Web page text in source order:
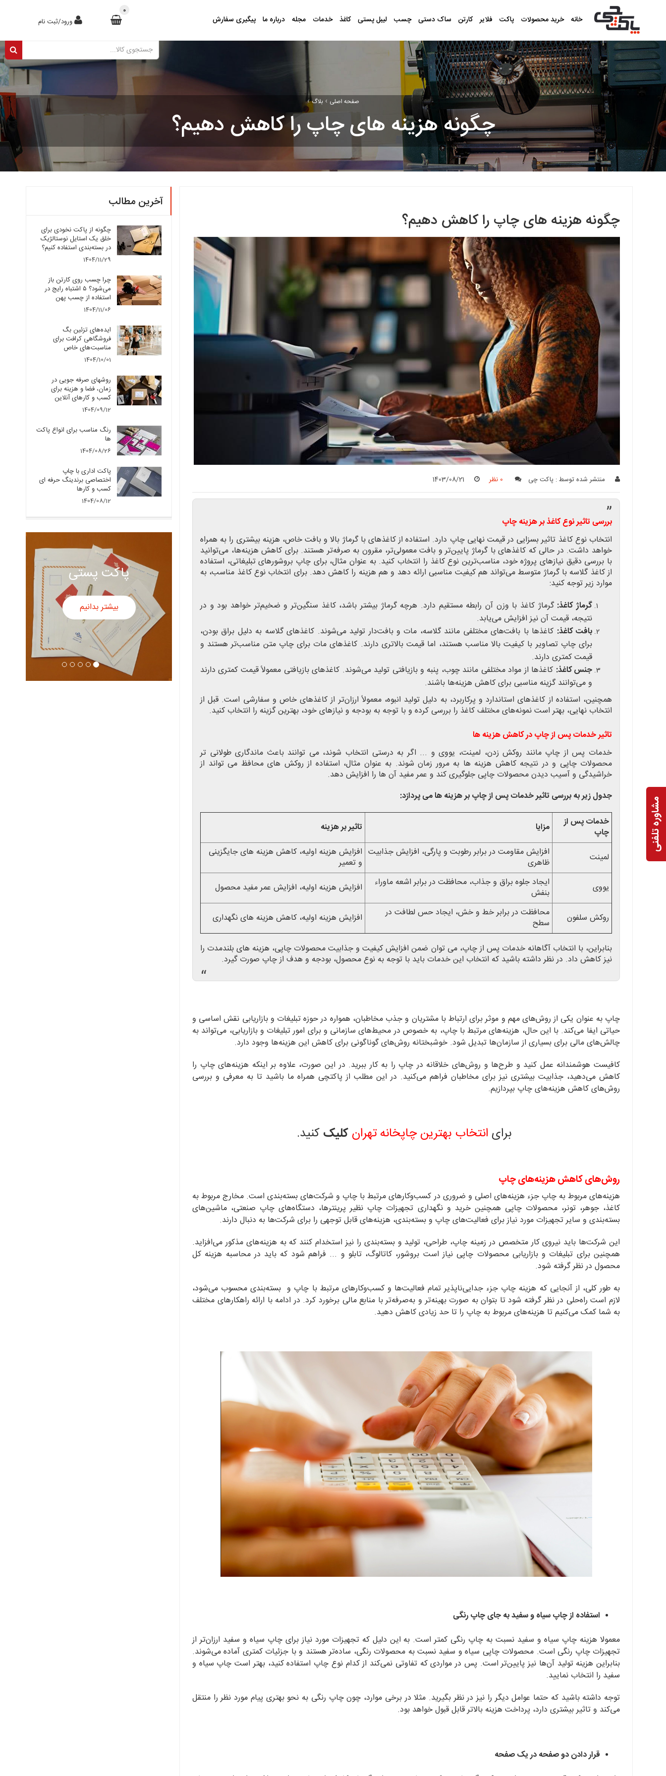
خانه خرید محصولات پاکت فلایر کارتن ساک دستی چسب لیبل پستی کاغذ خدمات مجله درباره ما پیگیری سفارش ورود/ثبت نام
0
صفحه اصلی › بلاگ ›
چگونه هزینه های چاپ را کاهش دهیم؟
چگونه هزینه های چاپ را کاهش دهیم؟
منتشر شده توسط : پاکت چی 0 نظر 1403/08/21
”
بررسی تاثیر نوع کاغذ بر هزینه چاپ
انتخاب نوع کاغذ تاثیر بسزایی در قیمت نهایی چاپ دارد. استفاده از کاغذهای با گرماژ بالا و بافت خاص، هزینه بیشتری را به همراه
خواهد داشت. در حالی که کاغذهای با گرماژ پایین‌تر و بافت معمولی‌تر، مقرون به صرفه‌تر هستند. برای کاهش هزینه‌ها، می‌توانید
با بررسی دقیق نیازهای پروژه خود، مناسب‌ترین نوع کاغذ را انتخاب کنید. به عنوان مثال، برای چاپ بروشورهای تبلیغاتی، استفاده
از کاغذ گلاسه با گرماژ متوسط می‌تواند هم کیفیت مناسبی ارائه دهد و هم هزینه را کاهش دهد. برای انتخاب نوع کاغذ مناسب، به
موارد زیر توجه کنید:
گرماژ کاغذ: گرماژ کاغذ با وزن آن رابطه مستقیم دارد. هرچه گرماژ بیشتر باشد، کاغذ سنگین‌تر و ضخیم‌تر خواهد بود و در
نتیجه، قیمت آن نیز افزایش می‌یابد.
بافت کاغذ: کاغذها با بافت‌های مختلفی مانند گلاسه، مات و بافت‌دار تولید می‌شوند. کاغذهای گلاسه به دلیل براق بودن،
برای چاپ تصاویر با کیفیت بالا مناسب هستند، اما قیمت بالاتری دارند. کاغذهای مات برای چاپ متن مناسب‌تر هستند و
قیمت کمتری دارند.
جنس کاغذ: کاغذها از مواد مختلفی مانند چوب، پنبه و بازیافتی تولید می‌شوند. کاغذهای بازیافتی معمولاً قیمت کمتری دارند
و می‌توانند گزینه مناسبی برای کاهش هزینه‌ها باشند.
همچنین، استفاده از کاغذهای استاندارد و پرکاربرد، به دلیل تولید انبوه، معمولاً ارزان‌تر از کاغذهای خاص و سفارشی است. قبل از
انتخاب نهایی، بهتر است نمونه‌های مختلف کاغذ را بررسی کرده و با توجه به بودجه و نیازهای خود، بهترین گزینه را انتخاب کنید.
تاثیر خدمات پس از چاپ در کاهش هزینه ها
خدمات پس از چاپ مانند روکش زدن، لمینت، یووی و ... اگر به درستی انتخاب شوند، می توانند باعث ماندگاری طولانی تر
محصولات چاپی و در نتیجه کاهش هزینه ها به مرور زمان شوند. به عنوان مثال، استفاده از روکش های محافظ می تواند از
خراشیدگی و آسیب دیدن محصولات چاپی جلوگیری کند و عمر مفید آن ها را افزایش دهد.
جدول زیر به بررسی تاثیر خدمات پس از چاپ بر هزینه ها می پردازد:
خدمات پس از
چاپ
مزایا تاثیر بر هزینه
لمینت
افزایش مقاومت در برابر رطوبت و پارگی، افزایش جذابیت
ظاهری
افزایش هزینه اولیه، کاهش هزینه های جایگزینی
و تعمیر
یووی
ایجاد جلوه براق و جذاب، محافظت در برابر اشعه ماوراء
بنفش
افزایش هزینه اولیه، افزایش عمر مفید محصول
روکش سلفون
محافظت در برابر خط و خش، ایجاد حس لطافت در
سطح
افزایش هزینه اولیه، کاهش هزینه های نگهداری
بنابراین، با انتخاب آگاهانه خدمات پس از چاپ، می توان ضمن افزایش کیفیت و جذابیت محصولات چاپی، هزینه های بلندمدت را
نیز کاهش داد. در نظر داشته باشید که انتخاب این خدمات باید با توجه به نوع محصول، بودجه و هدف از چاپ صورت گیرد.
“
چاپ به عنوان یکی از روش‌های مهم و موثر برای ارتباط با مشتریان و جذب مخاطبان، همواره در حوزه تبلیغات و بازاریابی نقش اساسی و
حیاتی ایفا می‌کند. با این حال، هزینه‌های مرتبط با چاپ، به خصوص در محیط‌های سازمانی و برای امور تبلیغات و بازاریابی، می‌تواند به
چالش‌های مالی برای بسیاری از سازمان‌ها تبدیل شود. خوشبختانه روش‌های گوناگونی برای کاهش این هزینه‌‌ها وجود دارد.
کافیست هوشمندانه عمل کنید و طرح‌ها و روش‌های خلاقانه در چاپ را به کار ببرید. در این صورت، علاوه بر اینکه هزینه‌های چاپ را
کاهش می‌دهید، جذابیت بیشتری نیز برای مخاطبان فراهم می‌کنید. در این مطلب از پاکتچی همراه ما باشید تا به معرفی و بررسی
روش‌های کاهش هزینه‌های چاپ بپردازیم.
برای انتخاب بهترین چاپخانه تهران کلیک کنید.
روش‌های کاهش هزینه‌های چاپ
هزینه‌های مربوط به چاپ جزء هزینه‌های اصلی و ضروری در کسب‌و‌کارهای مرتبط با چاپ و شرکت‌های بسته‌بندی است. مخارج مربوط به
کاغذ، جوهر، تونر، محصولات چاپی همچنین خرید و نگهداری تجهیزات چاپ نظیر پرینترها، دستگاه‌های چاپ صنعتی، ماشین‌های
بسته‌بندی و سایر تجهیزات مورد نیاز برای فعالیت‌های چاپ و بسته‌بندی، هزینه‌های قابل توجهی را برای شرکت‌ها به دنبال دارند.
این شرکت‌ها باید نیروی کار متخصص در زمینه چاپ، طراحی، تولید و بسته‌بندی را نیز استخدام کنند که به هزینه‌های مذکور می‌افزاید.
همچنین برای تبلیغات و بازاریابی محصولات چاپی نیاز است بروشور، کاتالوگ، تابلو و ... فراهم شود که باید در محاسبه هزینه کل
محصول در نظر گرفته شود.
به طور کلی، از آنجایی که هزینه چاپ جزء جدایی‌ناپذیر تمام فعالیت‌ها و کسب‌وکارهای مرتبط با چاپ و بسته‌بندی محسوب می‌شود،
لازم است راه‌حلی در نظر گرفته شود تا بتوان به صورت بهینه‌تر و به‌صرفه‌تر با منابع مالی برخورد کرد. در ادامه با ارائه راهکارهای مختلف
به شما کمک می‌کنیم تا هزینه‌های مربوط به چاپ را تا حد زیادی کاهش دهید.
استفاده از چاپ سیاه و سفید به جای چاپ رنگی
معمولا هزینه چاپ سیاه و سفید نسبت به چاپ رنگی کمتر است. به این دلیل که تجهیزات مورد نیاز برای چاپ سیاه و سفید ارزان‌تر از
تجهیزات چاپ رنگی است. محصولات چاپی سیاه و سفید نسبت به محصولات رنگی، ساده‌تر هستند و با جزئیات کمتری آماده می‌شوند.
بنابراین هزینه تولید آن‌ها نیز پایین‌تر است. پس در مواردی که تفاوتی نمی‌کند از کدام نوع چاپ استفاده کنید، بهتر است چاپ سیاه و
سفید را انتخاب نمایید.
توجه داشته باشید که حتما عوامل دیگر را نیز در نظر بگیرید. مثلا در برخی موارد، چون چاپ رنگی به نحو بهتری پیام مورد نظر را منتقل
می‌کند و تاثیر بیشتری دارد، پرداخت هزینه بالاتر قابل قبول خواهد بود.
قرار دادن دو صفحه در یک صفحه
آخرین مطالب
چگونه از پاکت نخودی برای
خلق یک استایل نوستالژیک
در بسته‌بندی استفاده کنیم؟
1404/11/29
چرا چسب روی کارتن باز
می‌شود؟ ۵ اشتباه رایج در
استفاده از چسب پهن
1404/11/06
ایده‌های تزئین بگ
فروشگاهی کرافت برای
مناسبت‌های خاص
1404/10/01
روشهای صرفه جویی در
زمان، فضا و هزینه برای
کسب و کارهای آنلاین
1404/09/12
رنگ مناسب برای انواع پاکت
ها
1404/08/26
پاکت اداری با چاپ
اختصاصی برندینگ حرفه ای
کسب و کارها
1404/08/12
پاکت پستی
بیشتر بدانیم
مشاوره تلفنی